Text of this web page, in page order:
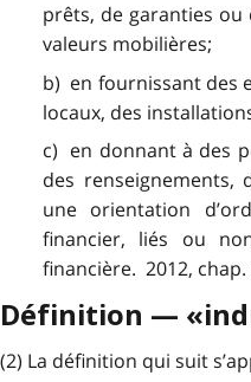
prêts, de garanties ou
valeurs mobilières;
b) en fournissant des
locaux, des
c) en donnant à des
des renseignements,
une orientation
financier, liés ou
financière. 2012, chap.
Définition —
(2) La définition qui suit